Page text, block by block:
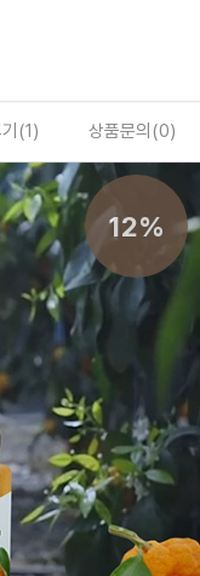
(1) 상품문의(0)
12%